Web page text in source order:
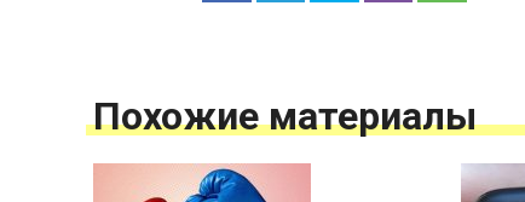
Похожие материалы